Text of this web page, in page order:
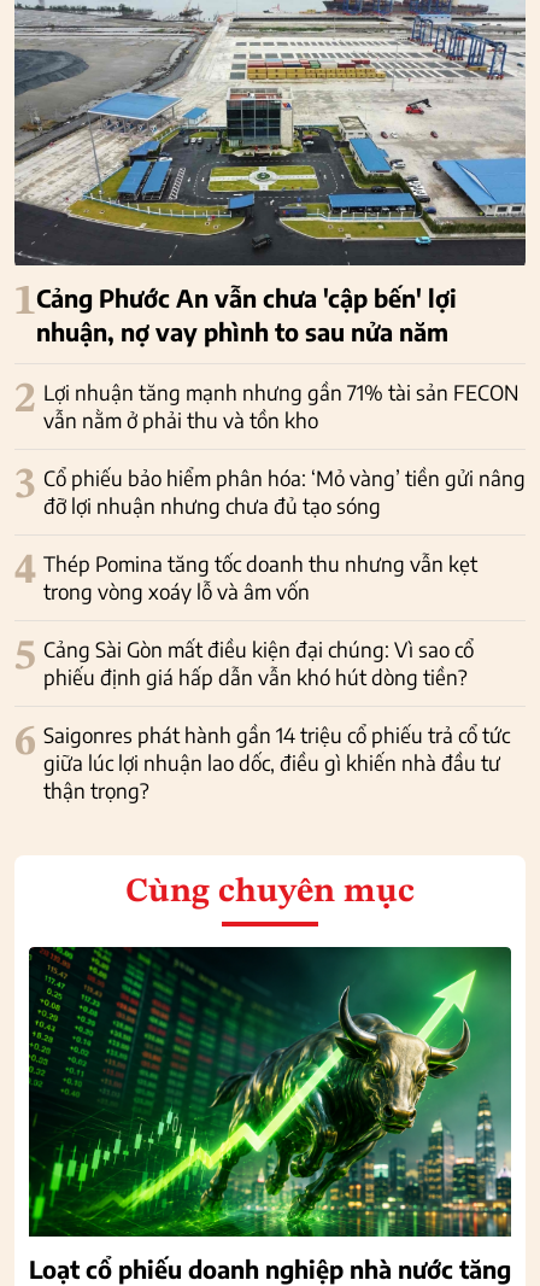
1Cảng Phước An vẫn chưa 'cập bến' lợi
nhuận, nợ vay phình to sau nửa năm
2 Lợi nhuận tăng mạnh nhưng gần 71% tài sản FECON
vẫn nằm ở phải thu và tồn kho
3 Cổ phiếu bảo hiểm phân hóa: ‘Mỏ vàng’ tiền gửi nâng
đỡ lợi nhuận nhưng chưa đủ tạo sóng
4 Thép Pomina tăng tốc doanh thu nhưng vẫn kẹt
trong vòng xoáy lỗ và âm vốn
5 Cảng Sài Gòn mất điều kiện đại chúng: Vì sao cổ
phiếu định giá hấp dẫn vẫn khó hút dòng tiền?
6 Saigonres phát hành gần 14 triệu cổ phiếu trả cổ tức
giữa lúc lợi nhuận lao dốc, điều gì khiến nhà đầu tư
thận trọng?
Cùng chuyên mục
Loạt cổ phiếu doanh nghiệp nhà nước tăng